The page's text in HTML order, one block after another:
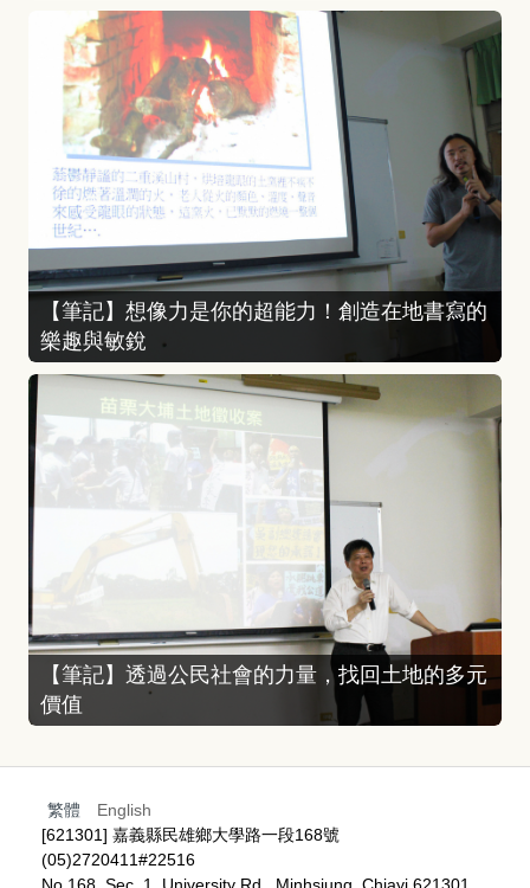
【筆記】想像力是你的超能力！創造在地書寫的
樂趣與敏銳
【筆記】透過公民社會的力量，找回土地的多元
價值
繁體
English
[621301] 嘉義縣民雄鄉大學路一段168號
(05)2720411#22516